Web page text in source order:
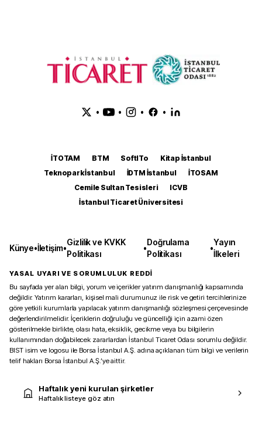
• • • •
İTOTAM BTM SoftITo
Kitap İstanbul
Teknopark İstanbul
İDTM İstanbul
İTOSAM
Cemile Sultan Tesisleri
ICVB
İstanbul Ticaret Üniversitesi
Künye•İletişim•
Gizlilik ve KVKK
Politikası
•
Doğrulama
Politikası
•
Yayın
İlkeleri
YASAL UYARI VE SORUMLULUK REDDİ
Bu sayfada yer alan bilgi, yorum ve içerikler yatırım danışmanlığı kapsamında
değildir. Yatırım kararları, kişisel mali durumunuz ile risk ve getiri tercihlerinize
göre yetkili kurumlarla yapılacak yatırım danışmanlığı sözleşmesi çerçevesinde
değerlendirilmelidir. İçeriklerin doğruluğu ve güncelliği için azami özen
gösterilmekle birlikte, olası hata, eksiklik, gecikme veya bu bilgilerin
kullanımından doğabilecek zararlardan İstanbul Ticaret Odası sorumlu değildir.
BIST isim ve logosu ile Borsa İstanbul A.Ş. adına açıklanan tüm bilgi ve verilerin
telif hakları Borsa İstanbul A.Ş.’ye aittir.
Haftalık yeni kurulan şirketler
Haftalık listeye göz atın